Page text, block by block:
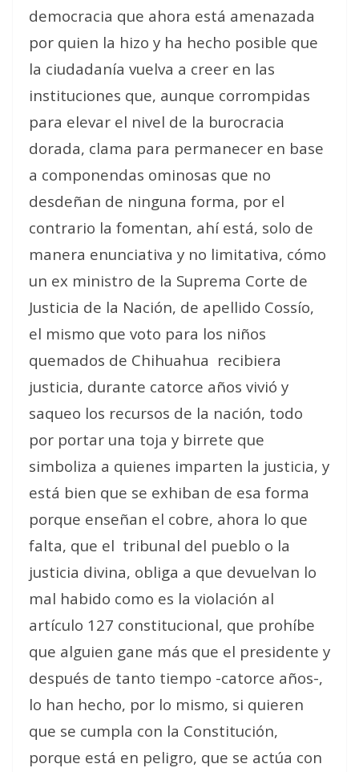
democracia que ahora está amenazada
por quien la hizo y ha hecho posible que
la ciudadanía vuelva a creer en las
instituciones que, aunque corrompidas
para elevar el nivel de la burocracia
dorada, clama para permanecer en base
a componendas ominosas que no
desdeñan de ninguna forma, por el
contrario la fomentan, ahí está, solo de
manera enunciativa y no limitativa, cómo
un ex ministro de la Suprema Corte de
Justicia de la Nación, de apellido Cossío,
el mismo que voto para los niños
quemados de Chihuahua recibiera
justicia, durante catorce años vivió y
saqueo los recursos de la nación, todo
por portar una toja y birrete que
simboliza a quienes imparten la justicia, y
está bien que se exhiban de esa forma
porque enseñan el cobre, ahora lo que
falta, que el tribunal del pueblo o la
justicia divina, obliga a que devuelvan lo
mal habido como es la violación al
artículo 127 constitucional, que prohíbe
que alguien gane más que el presidente y
después de tanto tiempo -catorce años-,
lo han hecho, por lo mismo, si quieren
que se cumpla con la Constitución,
porque está en peligro, que se actúa con